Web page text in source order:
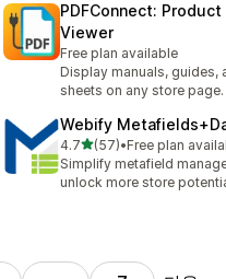
PDFConnect: Product
Viewer
Free plan available
Display manuals, guides,
sheets on any store page.
Webify
4.7별 5개 중
(57)
총 리뷰 57개
•Free plan
Simplify metafield
unlock more store